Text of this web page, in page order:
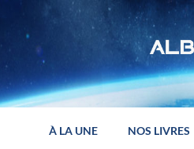
À LA UNE NOS LIVRES